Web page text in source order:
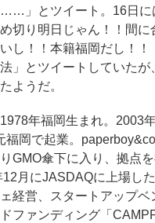
……」とツイート。16日に
切り明日じゃん！！間に
し！！本籍福岡だし！
」とツイートしていたが
ようだ。
年福岡生まれ。2003
福岡で起業。
GMO傘下に入り、拠点
月にJASDAQに上場し
経営、スタートアップベ
ファンディング「